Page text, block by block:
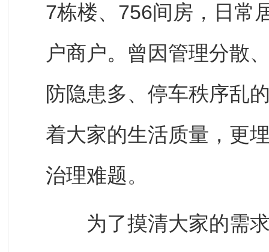
7栋楼、756间房，日常
户商户。曾因管理分散
防隐患多、停车秩序乱
着大家的生活质量，更
治理难题。
为了摸清大家的需求